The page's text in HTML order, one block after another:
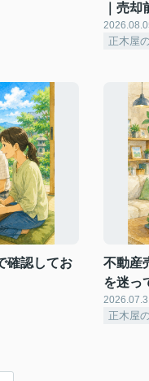
｜売
正木屋
確認してお
不動産
を迷っ
正木屋